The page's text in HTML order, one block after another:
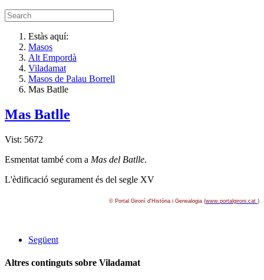
Estàs aquí:
Masos
Alt Empordà
Viladamat
Masos de Palau Borrell
Mas Batlle
Mas Batlle
Vist: 5672
Esmentat també com a Mas del Batlle.
L'èdificació segurament és del segle XV
© Portal Gironí­ d'Història i Genealogia (www.portalgironi.cat )
Següent
Altres continguts sobre Viladamat